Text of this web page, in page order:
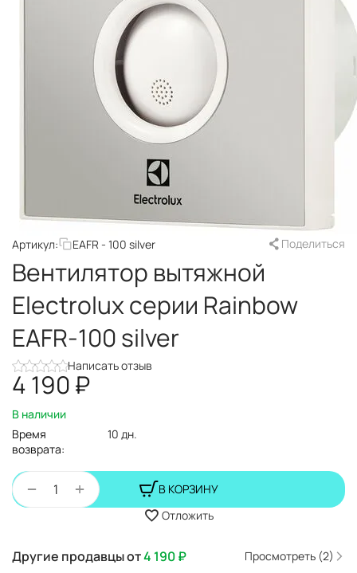
Артикул: EAFR - 100 silver Поделиться
Вентилятор вытяжной
Electrolux серии Rainbow
EAFR-100 silver
Написать отзыв
4 190₽
В наличии
Время
возврата:
10 дн.
+
−
В КОРЗИНУ
Отложить
Другие продавцы от4 190₽ Просмотреть (2)